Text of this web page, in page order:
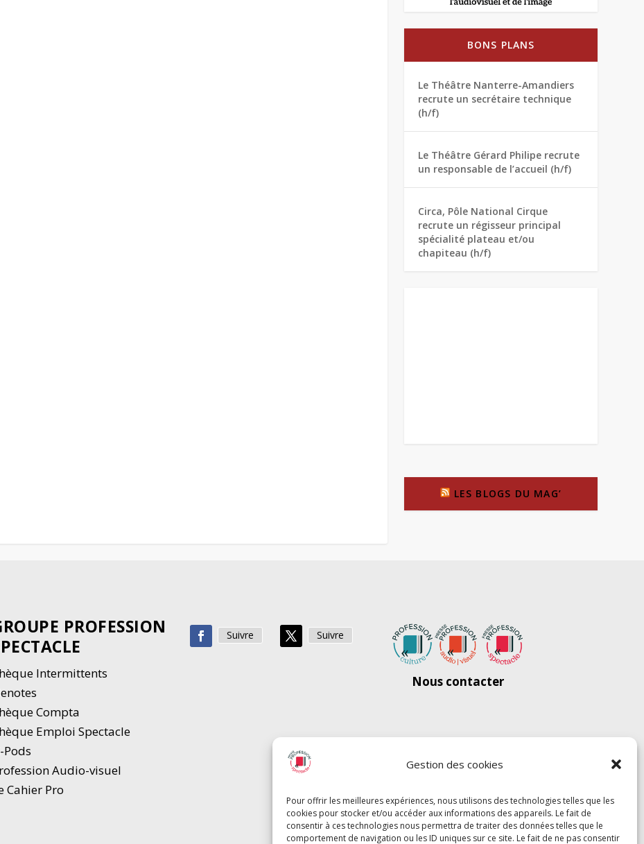
Gestion des cookies
Pour offrir les meilleures expériences, nous utilisons des technologies telles que les
cookies pour stocker et/ou accéder aux informations des appareils. Le fait de
consentir à ces technologies nous permettra de traiter des données telles que le
comportement de navigation ou les ID uniques sur ce site. Le fait de ne pas consentir
BONS PLANS
Le Théâtre Nanterre-Amandiers
recrute un secrétaire technique
(h/f)
Le Théâtre Gérard Philipe recrute
un responsable de l’accueil (h/f)
Circa, Pôle National Cirque
recrute un régisseur principal
spécialité plateau et/ou
chapiteau (h/f)
LES BLOGS DU MAG’
PROFESSION
Intermittents
Compta
Emploi Spectacle
Pods
Audio-visuel
Cahier Pro
Suivre Suivre
Nous contacter